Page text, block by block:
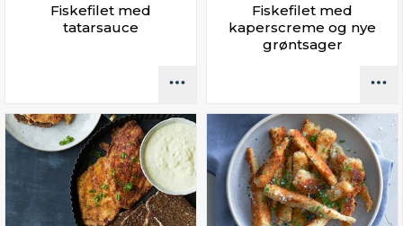
Fiskefilet med
tatarsauce
Fiskefilet med
kaperscreme og nye
grøntsager